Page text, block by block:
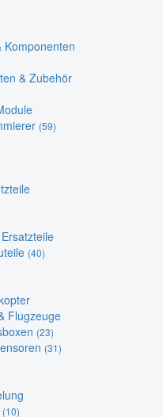
Komponenten
& Zubehör
(59)
(40)
Flugzeuge
(23)
(31)
(10)